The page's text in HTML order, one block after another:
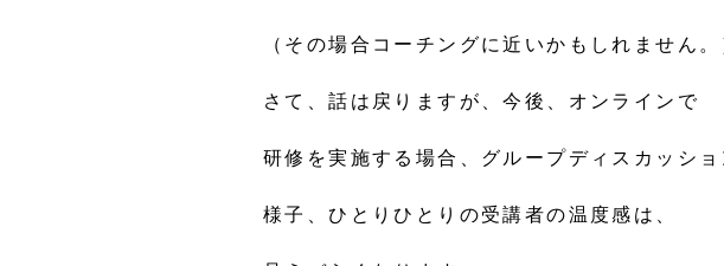
（その場合コーチングに近いかもしれません。
さて、話は戻りますが、今後、オンラインで
研修を実施する場合、グループディスカッショ
様子、ひとりひとりの受講者の温度感は、